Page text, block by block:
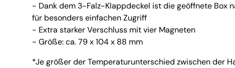
- Dank dem 3-Falz-Klappdeckel ist die geöffnete Box
für besonders einfachen Zugriff
- Extra starker Verschluss mit vier Magneten
- Größe: ca. 79 x 104 x 88 mm
*Je größer der Temperaturunterschied zwischen der